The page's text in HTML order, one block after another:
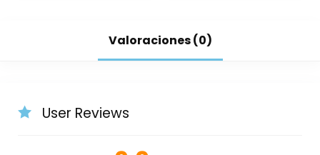
Valoraciones (0)
User Reviews